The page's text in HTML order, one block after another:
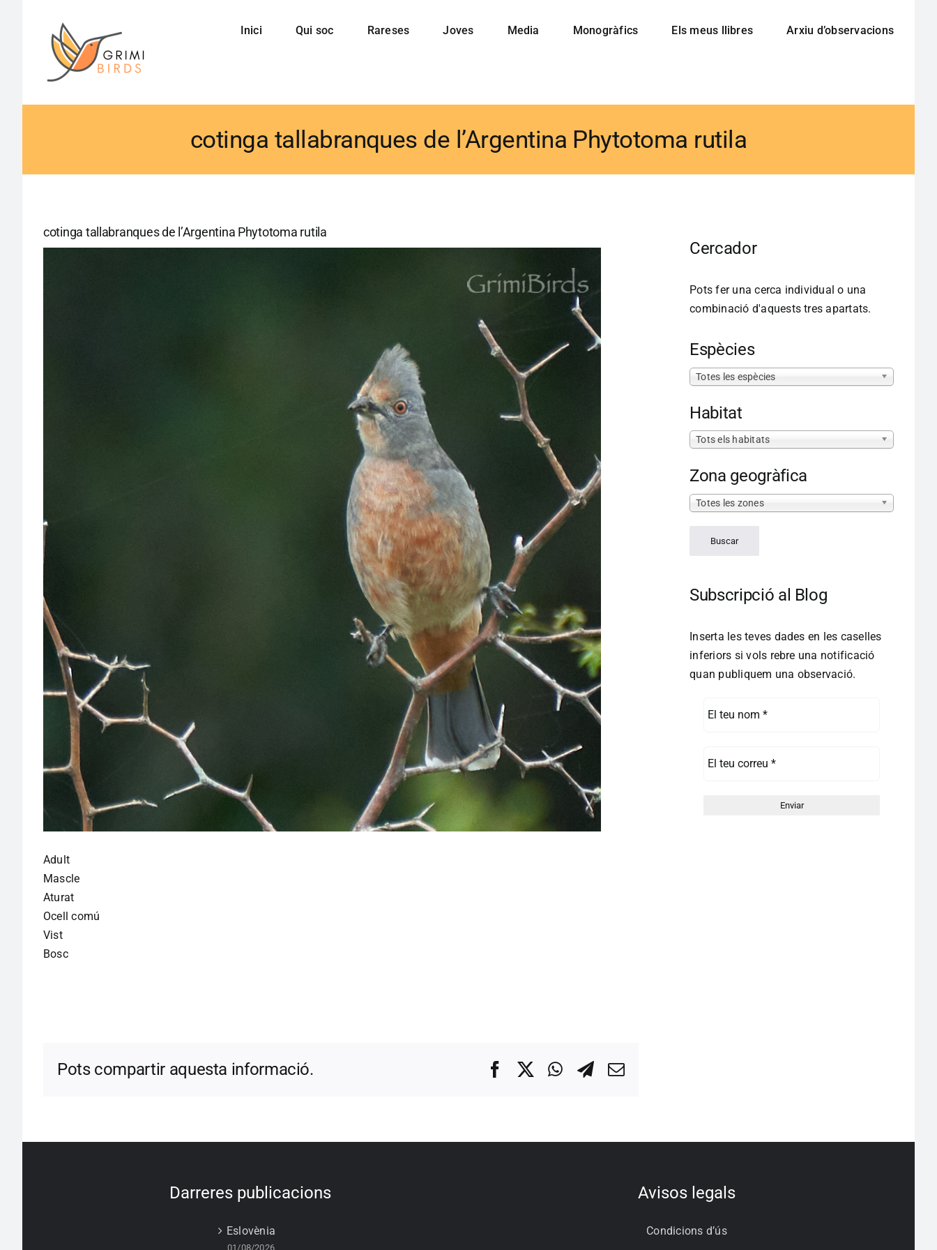
Inici Qui soc Rareses Joves Media Monogràfics Els meus llibres Arxiu d’observacions
cotinga tallabranques de l’Argentina Phytotoma rutila
cotinga tallabranques de l’Argentina Phytotoma rutila
Adult
Mascle
Aturat
Ocell comú
Vist
Bosc
Pots compartir aquesta informació. FacebookWhatsApp
Telegram
Correo
Cercador
Pots fer una cerca individual o una
combinació d'aquests tres apartats.
Espècies
Totes les espècies
Habitat
Tots els habitats
Zona geogràfica
Totes les zones
Subscripció al Blog
Inserta les teves dades en les caselles
inferiors si vols rebre una notificació
quan publiquem una observació.
Darreres publicacions
Eslovènia
01/08/2026
Avisos legals
Condicions d’ús